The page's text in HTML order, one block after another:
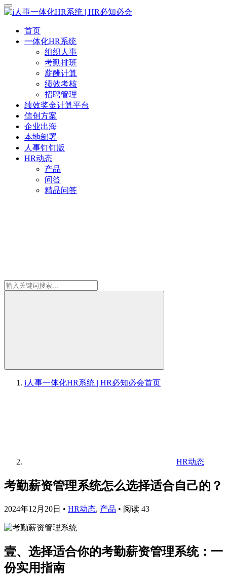
首页
一体化HR系统
组织人事
考勤排班
薪酬计算
绩效考核
招聘管理
绩效奖金计算平台
信创方案
企业出海
本地部署
人事钉钉版
HR动态
产品
问答
精品问答
i人事一体化HR系统 | HR必知必会首页
HR动态
考勤薪资管理系统怎么选择适合自己的？
2024年12月20日 • HR动态, 产品 • 阅读 43
壹、选择适合你的考勤薪资管理系统：一
份实用指南